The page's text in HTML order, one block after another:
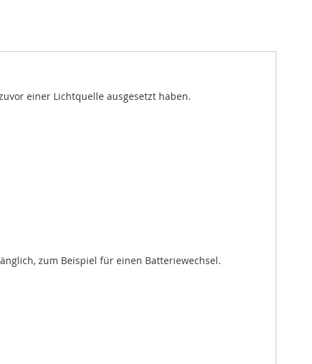
einer Lichtquelle ausgesetzt haben.
zum Beispiel für einen Batteriewechsel.